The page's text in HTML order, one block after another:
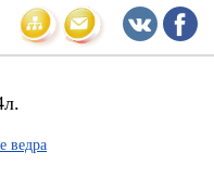
ведра